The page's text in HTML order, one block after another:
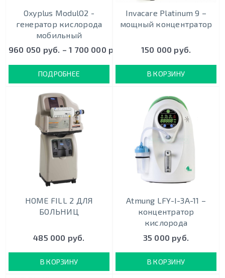
Oxyplus ModulO2 -
генератор кислорода
мобильный
960 050 руб. – 1 700 000 руб.
ПОДРОБНЕЕ
Invacare Platinum 9 –
мощный концентратор
150 000 руб.
В КОРЗИНУ
HOME FILL 2 ДЛЯ
БОЛЬНИЦ
485 000 руб.
В КОРЗИНУ
Atmung LFY-I-3A-11 –
концентратор
кислорода
35 000 руб.
В КОРЗИНУ